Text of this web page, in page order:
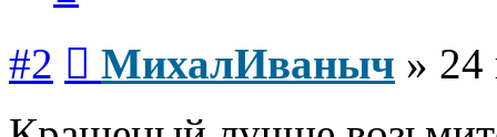
#2 МихалИваныч » 24